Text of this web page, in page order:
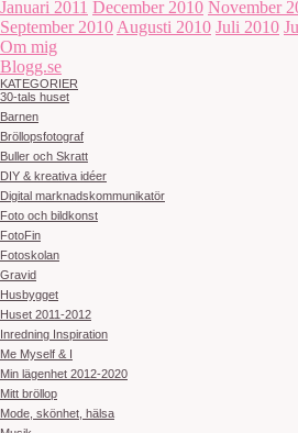
Januari 2011 December 2010 November
September 2010 Augusti 2010 Juli 2010
Om mig
Blogg.se
KATEGORIER
30-tals huset
Barnen
Bröllopsfotograf
Buller och Skratt
DIY & kreativa idéer
Digital marknadskommunikatör
Foto och bildkonst
FotoFin
Fotoskolan
Gravid
Husbygget
Huset 2011-2012
Inredning Inspiration
Me Myself & I
Min lägenhet 2012-2020
Mitt bröllop
Mode, skönhet, hälsa